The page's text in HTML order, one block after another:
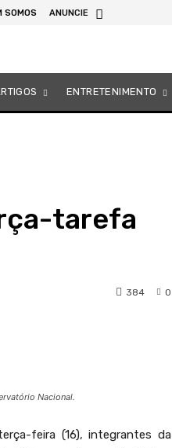
SOMOS ANUNCIE
ENTRETENIMENTO
tarefa
0
384
Nacional.
feira (16), integrantes da